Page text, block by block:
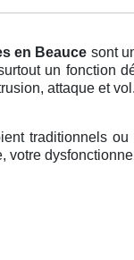
en Beauce sont
un fonction
attaque et vol.
traditionnels
votre